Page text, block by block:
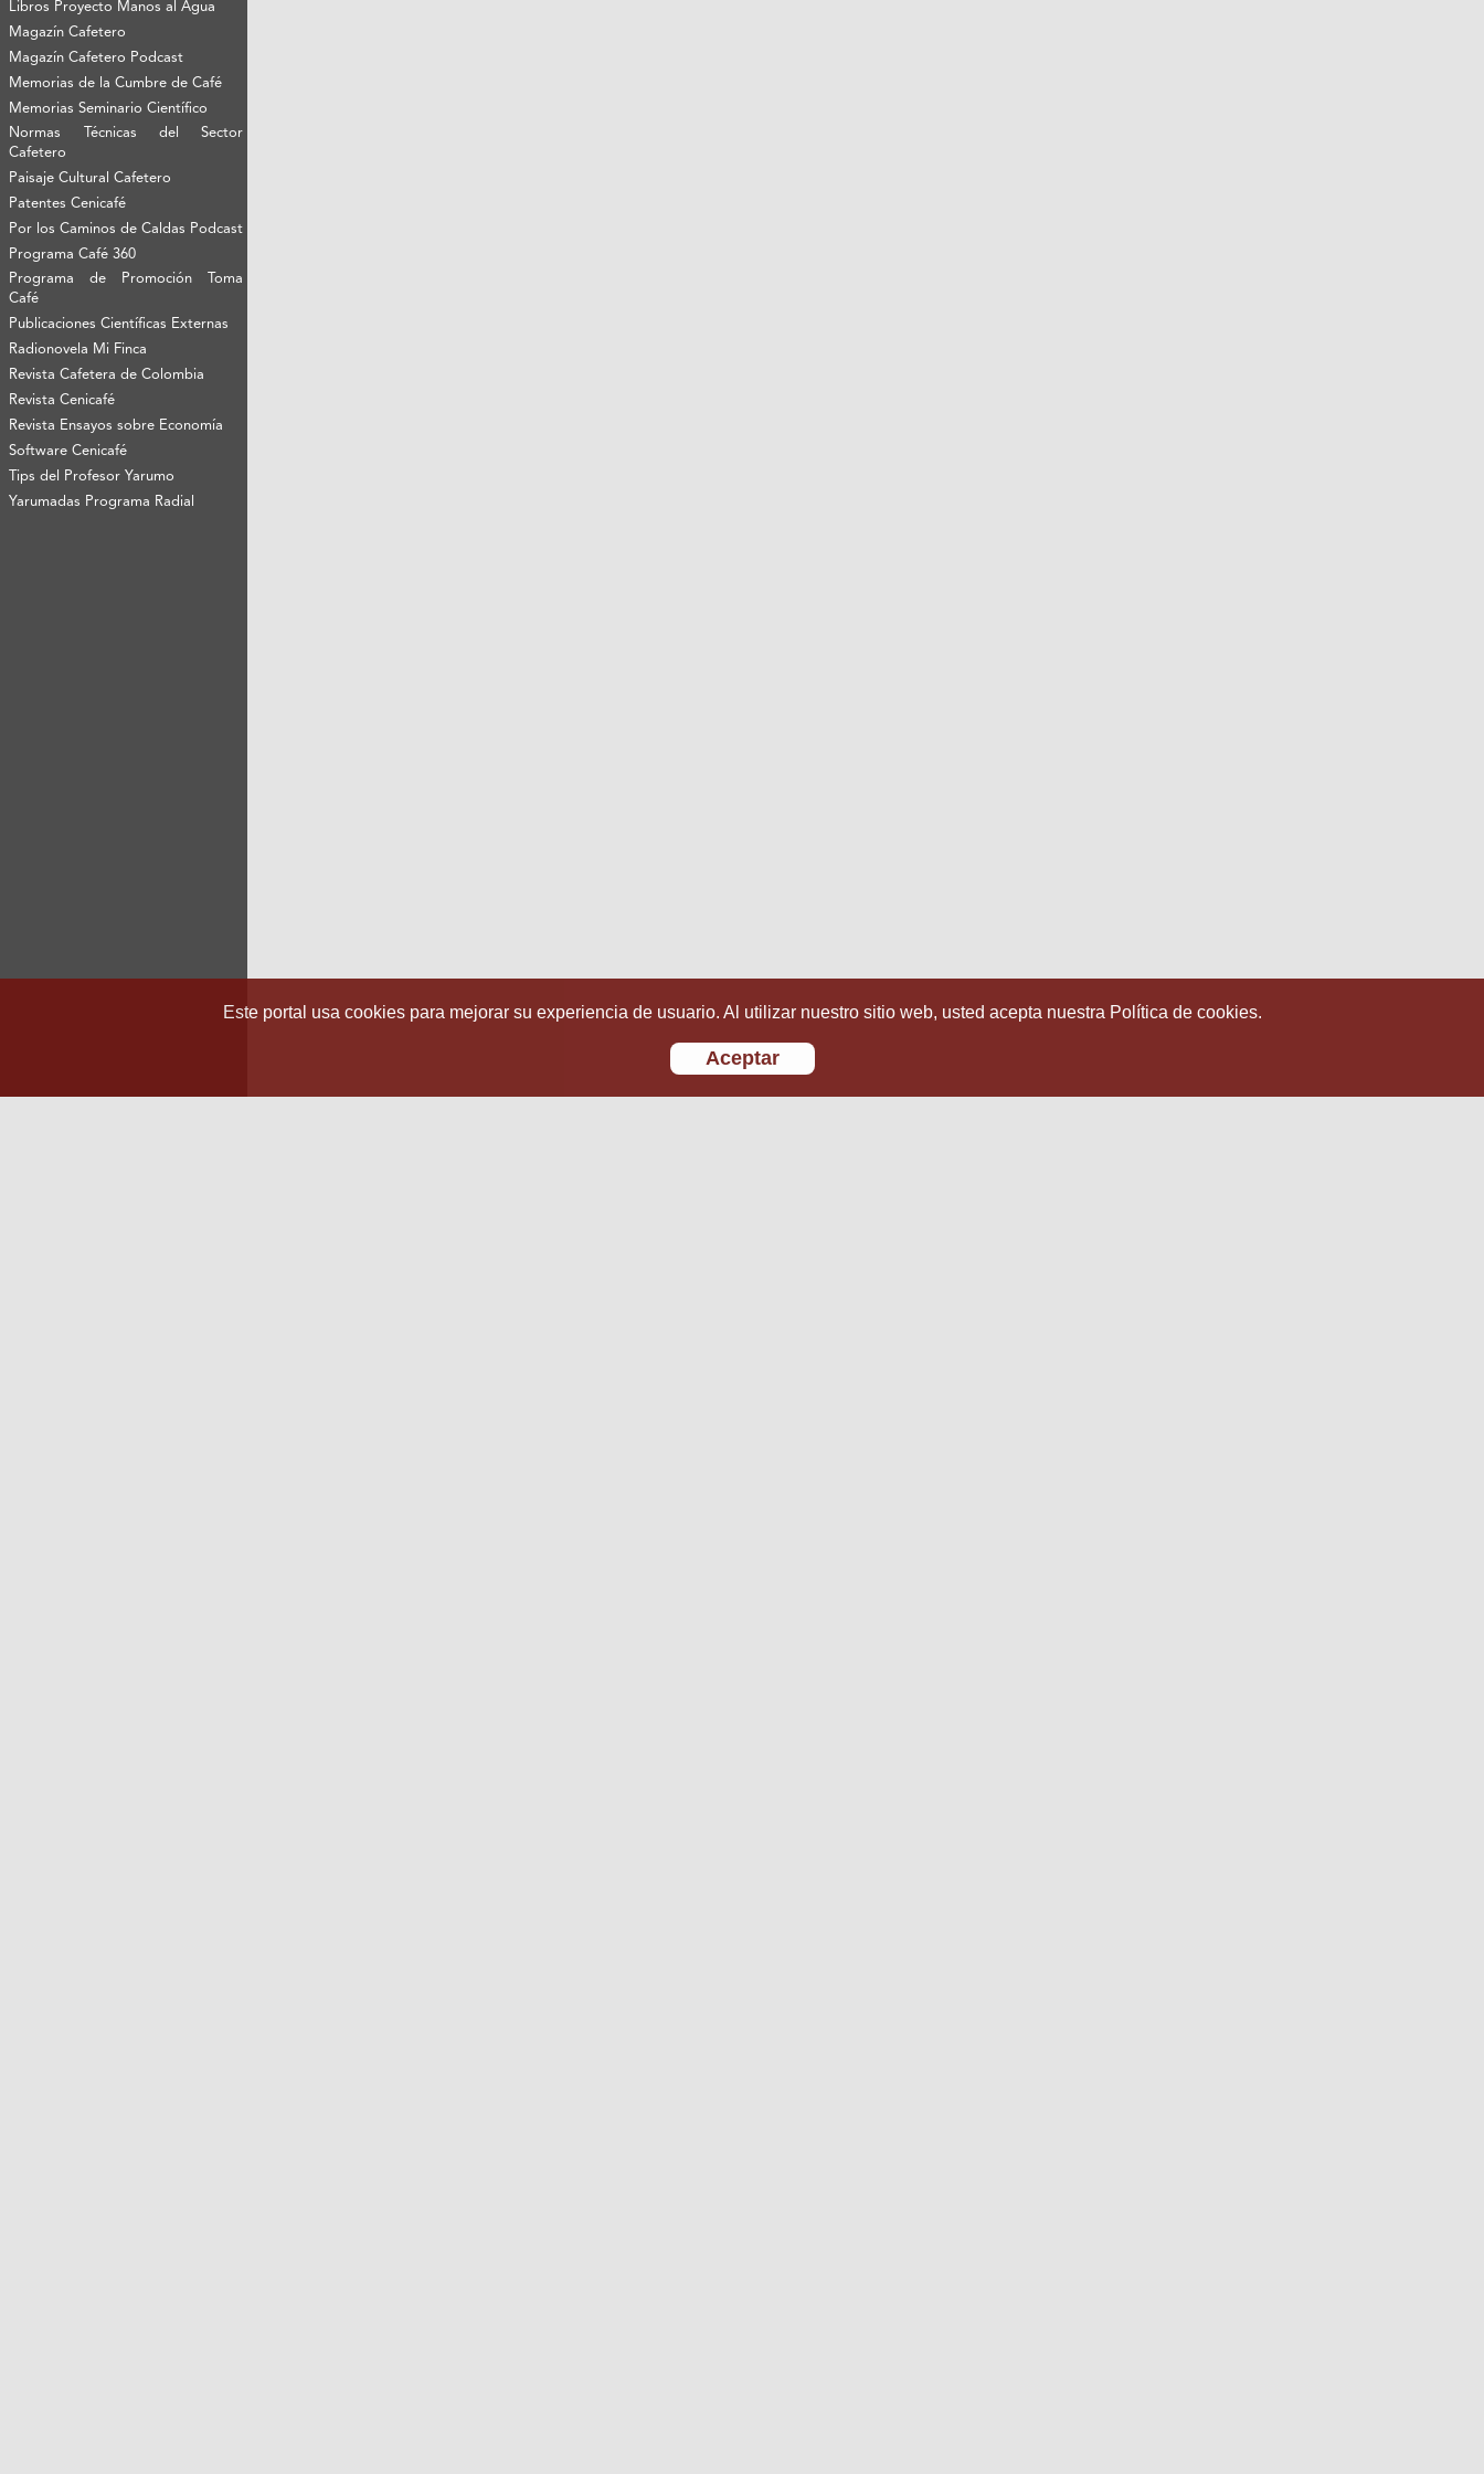
Libros Proyecto Manos al Agua
Magazín Cafetero
Magazín Cafetero Podcast
Memorias de la Cumbre de Café
Memorias Seminario Científico
Normas Técnicas del Sector
Cafetero
Paisaje Cultural Cafetero
Patentes Cenicafé
Por los Caminos de Caldas Podcast
Programa Café 360
Programa de Promoción Toma
Café
Publicaciones Científicas Externas
Radionovela Mi Finca
Revista Cafetera de Colombia
Revista Cenicafé
Revista Ensayos sobre Economía
Software Cenicafé
Tips del Profesor Yarumo
Yarumadas Programa Radial
Este portal usa cookies para mejorar su experiencia de usuario. Al utilizar nuestro sitio web, usted acepta nuestra Política de cookies.
Aceptar